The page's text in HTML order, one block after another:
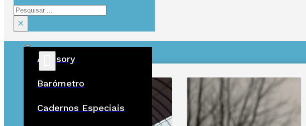
Pesquisar
×
Advisory
Barómetro
Cadernos Especiais
ÚLTIMAS